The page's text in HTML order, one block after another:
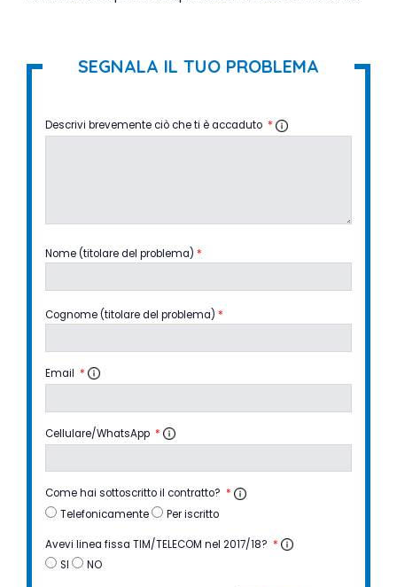
SEGNALA IL TUO PROBLEMA
Descrivi brevemente ciò che ti è accaduto *
Nome (titolare del problema) *
Cognome (titolare del problema) *
Email *
Cellulare/WhatsApp *
Come hai sottoscritto il contratto? *
Telefonicamente
Per iscritto
Avevi linea fissa TIM/TELECOM nel 2017/18? *
SI
NO